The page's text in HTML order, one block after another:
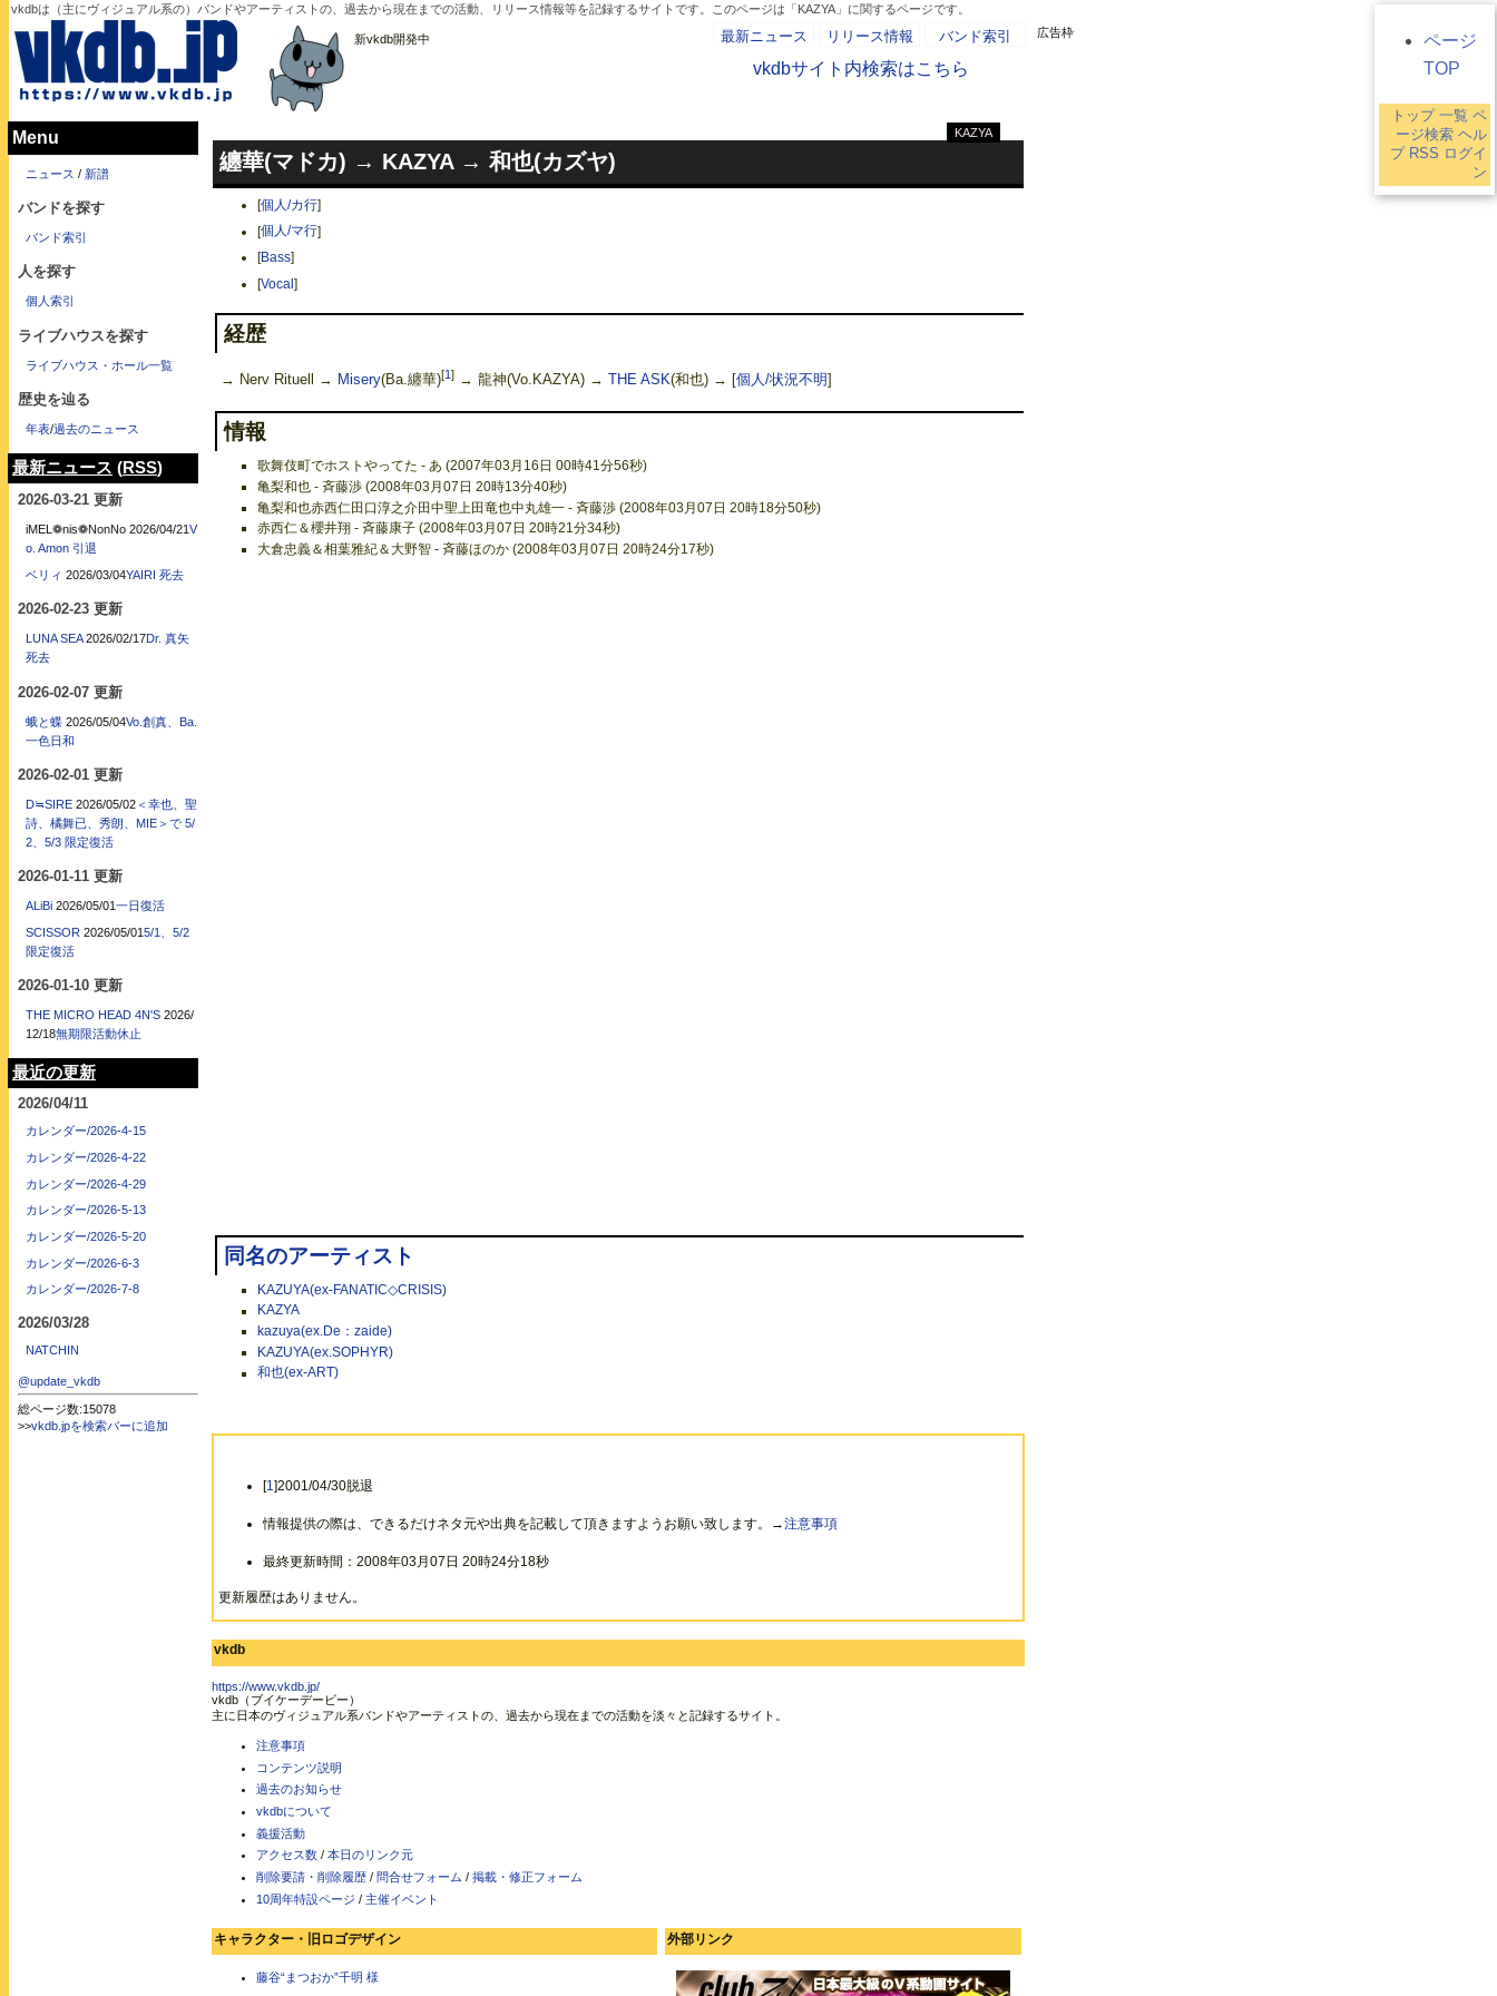
vkdbは（主にヴィジュアル系の）バンドやアーティストの、過去から現在までの活動、リリース情報等を記録するサイトです。このページは「KAZYA」に関するページです。
新vkdb開発中 最新ニュース リリース情報 バンド索引
vkdbサイト内検索はこちら
KAZYA
纏華(マドカ) → KAZYA → 和也(カズヤ)
[個人/カ行]
[個人/マ行]
[Bass]
[Vocal ]
経歴
→ Nerv Rituell → Misery(Ba.纏華)[1]→ 龍神(Vo.KAZYA) → THE ASK(和也) → [個人/状況不明]
情報
歌舞伎町でホストやってた - あ (2007年03月16日 00時41分56秒)
亀梨和也 - 斉藤渉 (2008年03月07日 20時13分40秒)
亀梨和也赤西仁田口淳之介田中聖上田竜也中丸雄一 - 斉藤渉 (2008年03月07日 20時18分50秒)
赤西仁＆櫻井翔 - 斉藤康子 (2008年03月07日 20時21分34秒)
大倉忠義＆相葉雅紀＆大野智 - 斉藤ほのか (2008年03月07日 20時24分17秒)
同名のアーティスト
KAZUYA(ex-FANATIC◇CRISIS)
KAZYA
kazuya(ex.De：zaide)
KAZUYA(ex.SOPHYR)
和也(ex-ART)
[1]2001/04/30脱退
情報提供の際は、できるだけネタ元や出典を記載して頂きますようお願い致します。→注意事項
最終更新時間：2008年03月07日 20時24分18秒
更新履歴はありません。
vkdb
https://www.vkdb.jp/
vkdb（ブイケーデービー）
主に日本のヴィジュアル系バンドやアーティストの、過去から現在までの活動を淡々と記録するサイト。
注意事項
コンテンツ説明
過去のお知らせ
vkdbについて
義援活動
アクセス数 / 本日のリンク元
削除要請・削除履歴 / 問合せフォーム / 掲載・修正フォーム
10周年特設ページ / 主催イベント
キャラクター・旧ロゴデザイン
藤谷“まつおか”千明 様
外部リンク
広告枠
Menu
ニュース / 新譜
バンドを探す
バンド索引
人を探す
個人索引
ライブハウスを探す
ライブハウス・ホール一覧
歴史を辿る
年表/過去のニュース
最新ニュース (RSS)
2026-03-21 更新
iMEL❁nis❁NonNo 2026/04/21 V
o. Amon 引退
ベリィ 2026/03/04YAIRI 死去
2026-02-23 更新
LUNA SEA 2026/02/17Dr. 真矢
死去
2026-02-07 更新
蛾と蝶 2026/05/04Vo.創真、Ba.
一色日和
2026-02-01 更新
D≒SIRE 2026/05/02＜幸也、聖
詩、橘舞已、秀朗、MIE＞で 5/
2、5/3 限定復活
2026-01-11 更新
ALiBi 2026/05/01一日復活
SCISSOR 2026/05/015/1、5/2
限定復活
2026-01-10 更新
THE MICRO HEAD 4N'S 2026/
12/18無期限活動休止
最近の更新
2026/04/11
カレンダー/2026-4-15
カレンダー/2026-4-22
カレンダー/2026-4-29
カレンダー/2026-5-13
カレンダー/2026-5-20
カレンダー/2026-6-3
カレンダー/2026-7-8
2026/03/28
NATCHIN
@update_vkdb
総ページ数:15078
>>vkdb.jpを検索バーに追加
ページ
TOP
トップ 一覧 ペ
ージ検索 ヘル
プ RSS ログイ
ン